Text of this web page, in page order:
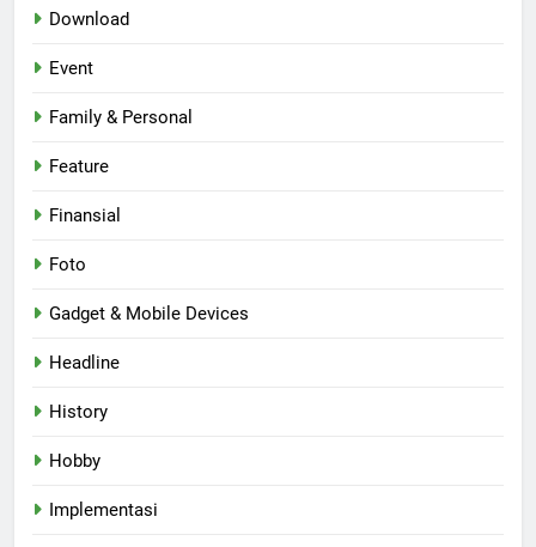
Download
Event
Family & Personal
Feature
Finansial
Foto
Gadget & Mobile Devices
Headline
History
Hobby
Implementasi